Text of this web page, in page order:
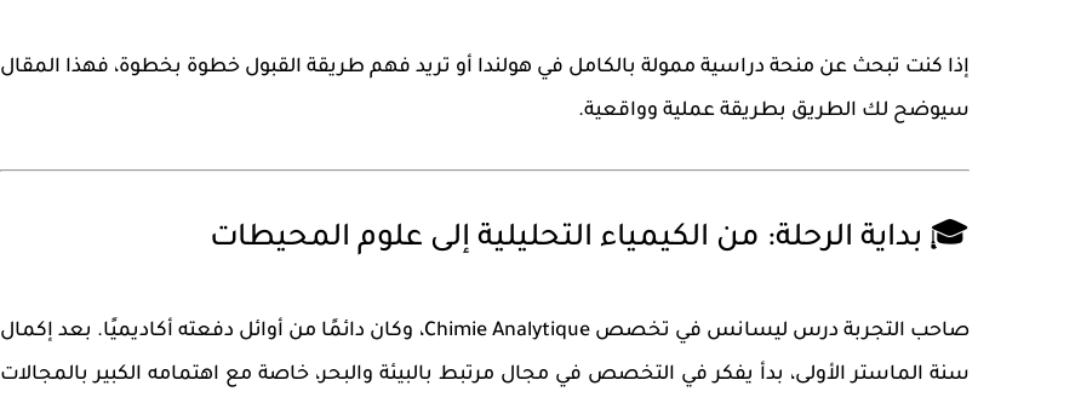
إذا كنت تبحث عن منحة دراسية ممولة بالكامل في هولندا أو تريد فهم طريقة القبول خطوة بخطوة، فهذا المقال
سيوضح لك الطريق بطريقة عملية وواقعية.
🎓 بداية الرحلة: من الكيمياء التحليلية إلى علوم المحيطات
صاحب التجربة درس ليسانس في تخصصChimie Analytique، وكان دائمًا من أوائل دفعته أكاديميًا. بعد إكمال
سنة الماستر الأولى، بدأ يفكر في التخصص في مجال مرتبط بالبيئة والبحر، خاصة مع اهتمامه الكبير بالمجالات